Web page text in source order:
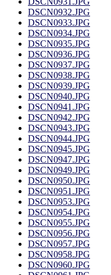
DSCN0932.JPG
DSCN0933.JPG
DSCN0934.JPG
DSCN0935.JPG
DSCN0936.JPG
DSCN0937.JPG
DSCN0938.JPG
DSCN0939.JPG
DSCN0940.JPG
DSCN0941.JPG
DSCN0942.JPG
DSCN0943.JPG
DSCN0944.JPG
DSCN0945.JPG
DSCN0947.JPG
DSCN0949.JPG
DSCN0950.JPG
DSCN0951.JPG
DSCN0953.JPG
DSCN0954.JPG
DSCN0955.JPG
DSCN0956.JPG
DSCN0957.JPG
DSCN0958.JPG
DSCN0960.JPG